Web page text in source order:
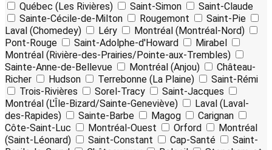
Québec (Les Rivières)
Saint-Simon
Saint-Claude
Sainte-Cécile-de-Milton
Rougemont
Saint-Pie
Laval (Chomedey)
Léry
Montréal (Montréal-Nord)
Pont-Rouge
Saint-Adolphe-d'Howard
Mirabel
Montréal (Rivière-des-Prairies/Pointe-aux-Trembles)
Sainte-Anne-de-Bellevue
Montréal (Anjou)
Château-
Richer
Hudson Terrebonne (La Plaine)
Saint-Rémi
Trois-Rivières
Sorel-Tracy
Saint-Jacques
Montréal (L'Île-Bizard/Sainte-Geneviève)
Laval (Laval-
des-Rapides)
Sainte-Barbe Magog
Carignan
Côte-Saint-Luc
Montréal-Ouest Orford
Montréal
(Saint-Léonard)
Saint-Constant Cap-Santé
Saint-